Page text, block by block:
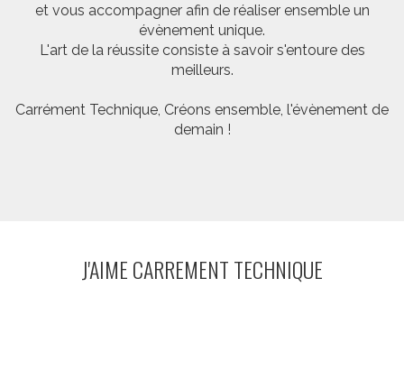
et vous accompagner afin de réaliser ensemble un
évènement unique.
L'art de la réussite consiste à savoir s'entoure des
meilleurs.
Carrément Technique, Créons ensemble, l'évènement de
demain !
J'AIME CARREMENT TECHNIQUE